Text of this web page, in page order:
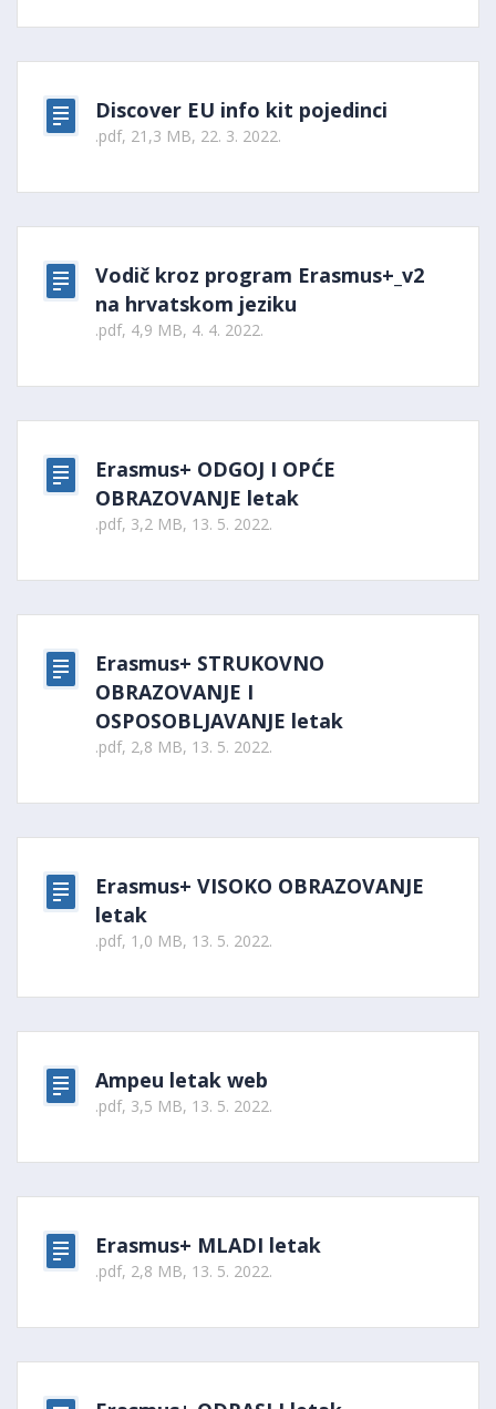
Discover EU info kit pojedinci
.pdf, 21,3 MB, 22. 3. 2022.
Vodič kroz program Erasmus+_v2
na hrvatskom jeziku
.pdf, 4,9 MB, 4. 4. 2022.
Erasmus+ ODGOJ I OPĆE
OBRAZOVANJE letak
.pdf, 3,2 MB, 13. 5. 2022.
Erasmus+ STRUKOVNO
OBRAZOVANJE I
OSPOSOBLJAVANJE letak
.pdf, 2,8 MB, 13. 5. 2022.
Erasmus+ VISOKO OBRAZOVANJE
letak
.pdf, 1,0 MB, 13. 5. 2022.
Ampeu letak web
.pdf, 3,5 MB, 13. 5. 2022.
Erasmus+ MLADI letak
.pdf, 2,8 MB, 13. 5. 2022.